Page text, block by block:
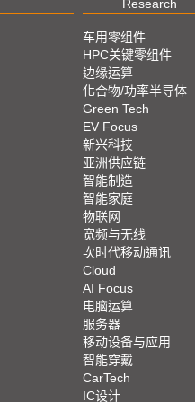
Research
车用零组件
HPC关键零组件
边缘运算
化合物/功率半导体
Green Tech
EV Focus
新兴科技
亚洲供应链
智能制造
智能家庭
物联网
宽频与无线
次时代移动通讯
Cloud
AI Focus
电脑运算
服务器
移动设备与应用
智能穿戴
CarTech
IC设计